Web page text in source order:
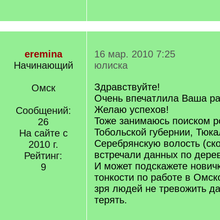
eremina
Начинающий
Омск
Сообщений:
26
На сайте с
2010 г.
Рейтинг:
9
16 мар. 2010 7:25
юлиска
Здравствуйте!
Очень впечатлила Ваша
Желаю успехов!
Тоже занимаюсь поиском
Тобольской губернии,
Серебрянскую волость
встречали данных по
И может подскажете
тонкости по работе в
зря людей не тревожить
терять.